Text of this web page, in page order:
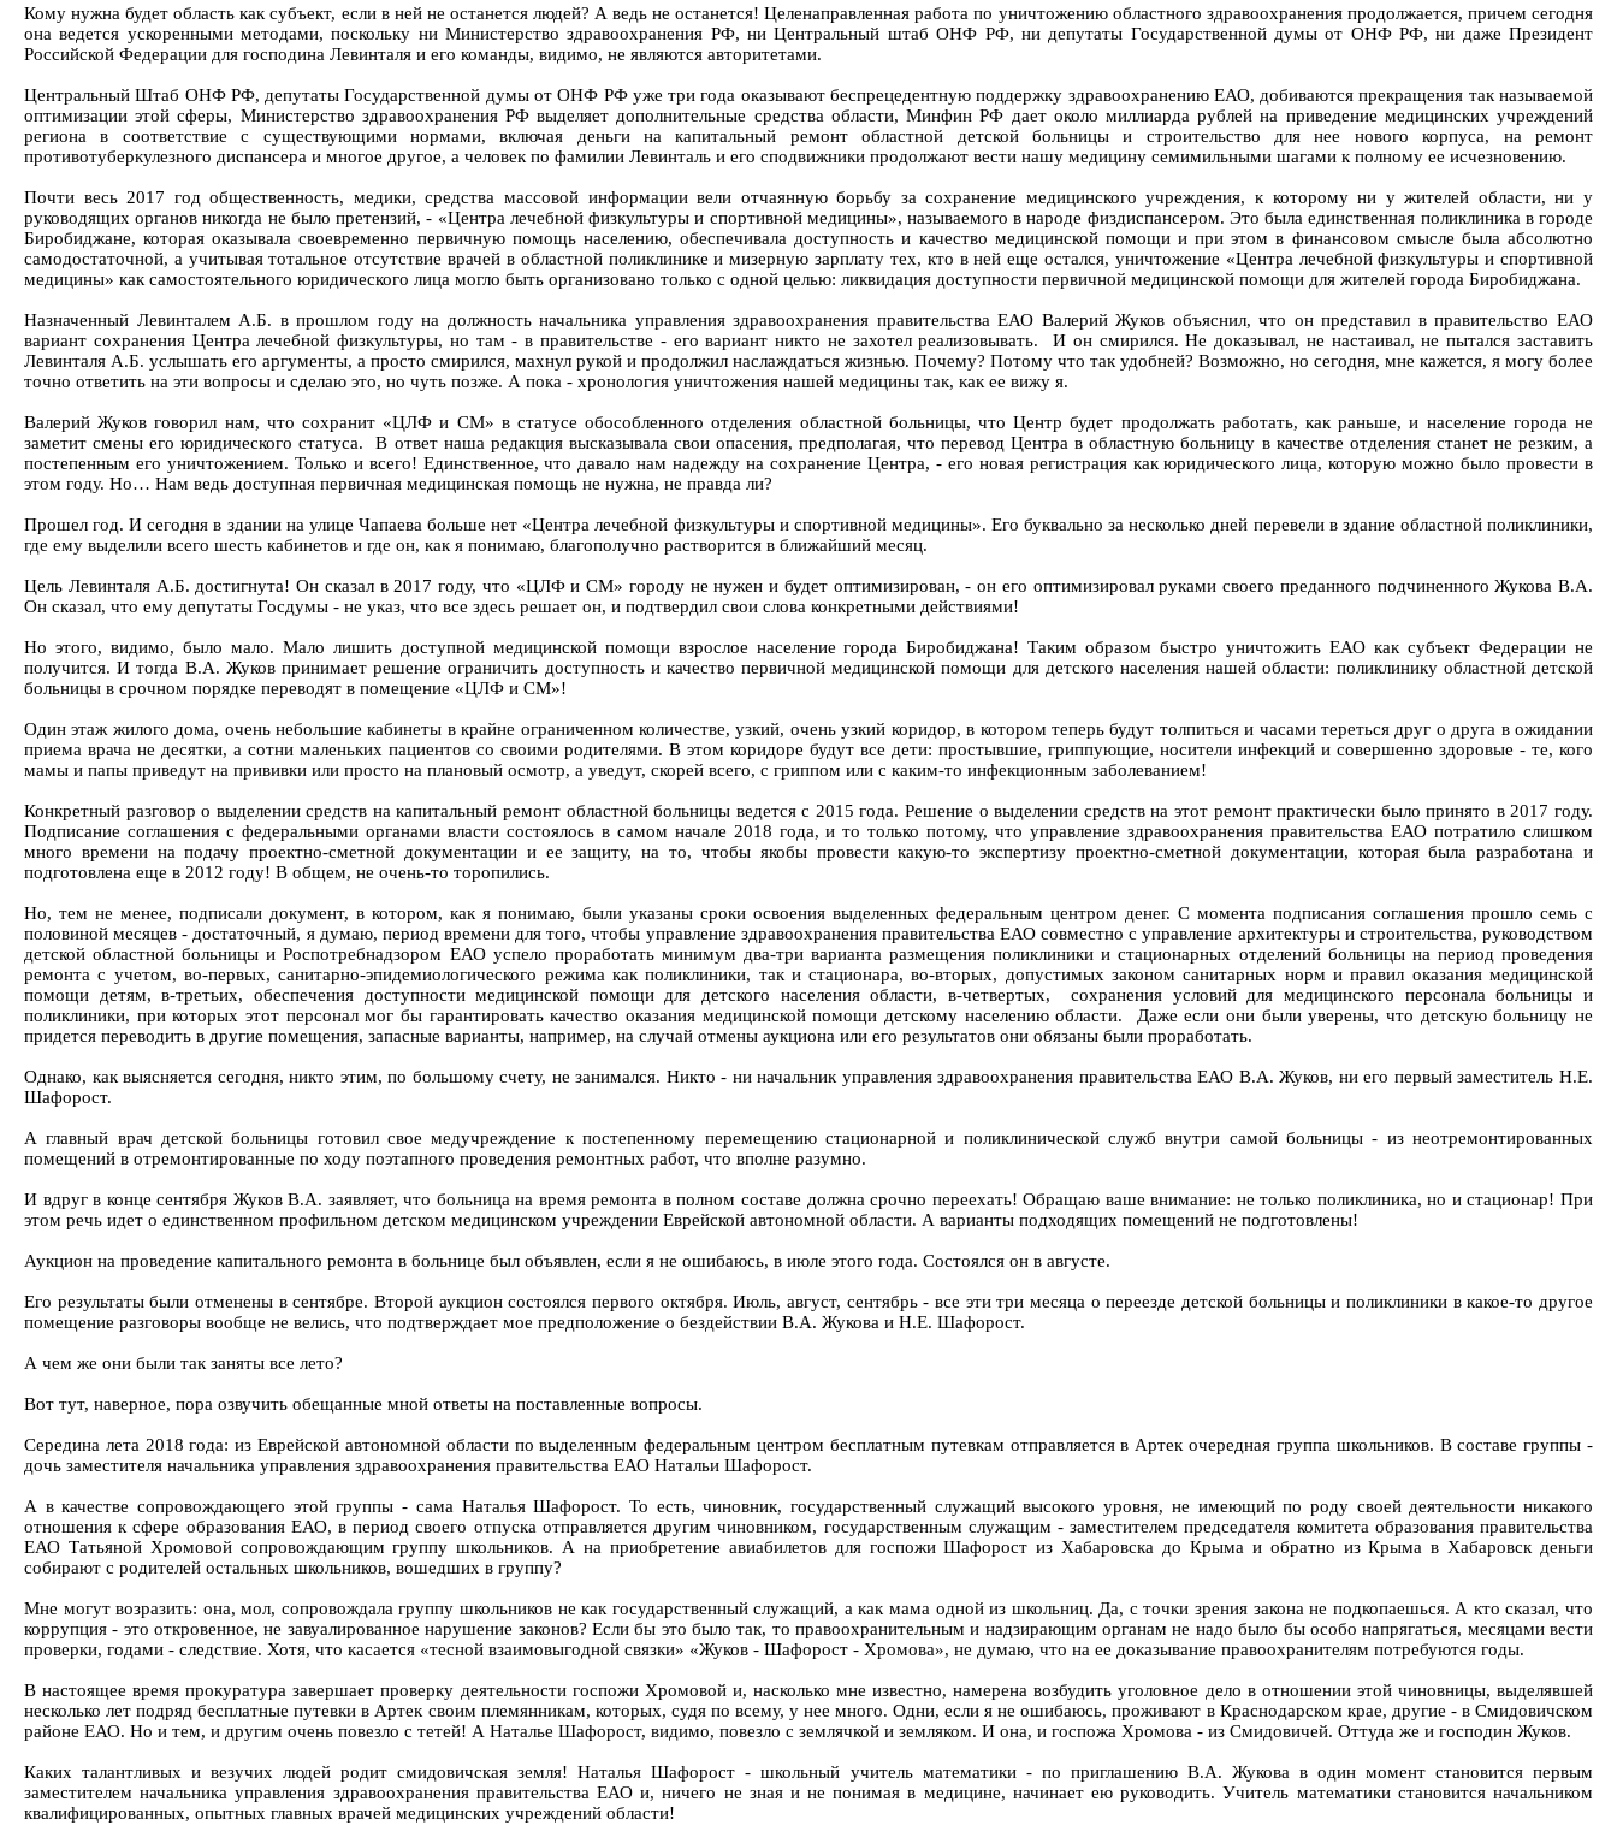
Кому нужна будет область как субъект, если в ней не останется людей? А ведь не останется! Целенаправленная работа по уничтожению областного здравоохранения продолжается, причем сегодня
она ведется ускоренными методами, поскольку ни Министерство здравоохранения РФ, ни Центральный штаб ОНФ РФ, ни депутаты Государственной думы от ОНФ РФ, ни даже Президент
Российской Федерации для господина Левинталя и его команды, видимо, не являются авторитетами.
Центральный Штаб ОНФ РФ, депутаты Государственной думы от ОНФ РФ уже три года оказывают беспрецедентную поддержку здравоохранению ЕАО, добиваются прекращения так называемой
оптимизации этой сферы, Министерство здравоохранения РФ выделяет дополнительные средства области, Минфин РФ дает около миллиарда рублей на приведение медицинских учреждений
региона в соответствие с существующими нормами, включая деньги на капитальный ремонт областной детской больницы и строительство для нее нового корпуса, на ремонт
противотуберкулезного диспансера и многое другое, а человек по фамилии Левинталь и его сподвижники продолжают вести нашу медицину семимильными шагами к полному ее исчезновению.
Почти весь 2017 год общественность, медики, средства массовой информации вели отчаянную борьбу за сохранение медицинского учреждения, к которому ни у жителей области, ни у
руководящих органов никогда не было претензий, - «Центра лечебной физкультуры и спортивной медицины», называемого в народе физдиспансером. Это была единственная поликлиника в городе
Биробиджане, которая оказывала своевременно первичную помощь населению, обеспечивала доступность и качество медицинской помощи и при этом в финансовом смысле была абсолютно
самодостаточной, а учитывая тотальное отсутствие врачей в областной поликлинике и мизерную зарплату тех, кто в ней еще остался, уничтожение «Центра лечебной физкультуры и спортивной
медицины» как самостоятельного юридического лица могло быть организовано только с одной целью: ликвидация доступности первичной медицинской помощи для жителей города Биробиджана.
Назначенный Левинталем А.Б. в прошлом году на должность начальника управления здравоохранения правительства ЕАО Валерий Жуков объяснил, что он представил в правительство ЕАО
вариант сохранения Центра лечебной физкультуры, но там - в правительстве - его вариант никто не захотел реализовывать. И он смирился. Не доказывал, не настаивал, не пытался заставить
Левинталя А.Б. услышать его аргументы, а просто смирился, махнул рукой и продолжил наслаждаться жизнью. Почему? Потому что так удобней? Возможно, но сегодня, мне кажется, я могу более
точно ответить на эти вопросы и сделаю это, но чуть позже. А пока - хронология уничтожения нашей медицины так, как ее вижу я.
Валерий Жуков говорил нам, что сохранит «ЦЛФ и СМ» в статусе обособленного отделения областной больницы, что Центр будет продолжать работать, как раньше, и население города не
заметит смены его юридического статуса. В ответ наша редакция высказывала свои опасения, предполагая, что перевод Центра в областную больницу в качестве отделения станет не резким, а
постепенным его уничтожением. Только и всего! Единственное, что давало нам надежду на сохранение Центра, - его новая регистрация как юридического лица, которую можно было провести в
этом году. Но… Нам ведь доступная первичная медицинская помощь не нужна, не правда ли?
Прошел год. И сегодня в здании на улице Чапаева больше нет «Центра лечебной физкультуры и спортивной медицины». Его буквально за несколько дней перевели в здание областной поликлиники,
где ему выделили всего шесть кабинетов и где он, как я понимаю, благополучно растворится в ближайший месяц.
Цель Левинталя А.Б. достигнута! Он сказал в 2017 году, что «ЦЛФ и СМ» городу не нужен и будет оптимизирован, - он его оптимизировал руками своего преданного подчиненного Жукова В.А.
Он сказал, что ему депутаты Госдумы - не указ, что все здесь решает он, и подтвердил свои слова конкретными действиями!
Но этого, видимо, было мало. Мало лишить доступной медицинской помощи взрослое население города Биробиджана! Таким образом быстро уничтожить ЕАО как субъект Федерации не
получится. И тогда В.А. Жуков принимает решение ограничить доступность и качество первичной медицинской помощи для детского населения нашей области: поликлинику областной детской
больницы в срочном порядке переводят в помещение «ЦЛФ и СМ»!
Один этаж жилого дома, очень небольшие кабинеты в крайне ограниченном количестве, узкий, очень узкий коридор, в котором теперь будут толпиться и часами тереться друг о друга в ожидании
приема врача не десятки, а сотни маленьких пациентов со своими родителями. В этом коридоре будут все дети: простывшие, гриппующие, носители инфекций и совершенно здоровые - те, кого
мамы и папы приведут на прививки или просто на плановый осмотр, а уведут, скорей всего, с гриппом или с каким-то инфекционным заболеванием!
Конкретный разговор о выделении средств на капитальный ремонт областной больницы ведется с 2015 года. Решение о выделении средств на этот ремонт практически было принято в 2017 году.
Подписание соглашения с федеральными органами власти состоялось в самом начале 2018 года, и то только потому, что управление здравоохранения правительства ЕАО потратило слишком
много времени на подачу проектно-сметной документации и ее защиту, на то, чтобы якобы провести какую-то экспертизу проектно-сметной документации, которая была разработана и
подготовлена еще в 2012 году! В общем, не очень-то торопились.
Но, тем не менее, подписали документ, в котором, как я понимаю, были указаны сроки освоения выделенных федеральным центром денег. С момента подписания соглашения прошло семь с
половиной месяцев - достаточный, я думаю, период времени для того, чтобы управление здравоохранения правительства ЕАО совместно с управление архитектуры и строительства, руководством
детской областной больницы и Роспотребнадзором ЕАО успело проработать минимум два-три варианта размещения поликлиники и стационарных отделений больницы на период проведения
ремонта с учетом, во-первых, санитарно-эпидемиологического режима как поликлиники, так и стационара, во-вторых, допустимых законом санитарных норм и правил оказания медицинской
помощи детям, в-третьих, обеспечения доступности медицинской помощи для детского населения области, в-четвертых, сохранения условий для медицинского персонала больницы и
поликлиники, при которых этот персонал мог бы гарантировать качество оказания медицинской помощи детскому населению области. Даже если они были уверены, что детскую больницу не
придется переводить в другие помещения, запасные варианты, например, на случай отмены аукциона или его результатов они обязаны были проработать.
Однако, как выясняется сегодня, никто этим, по большому счету, не занимался. Никто - ни начальник управления здравоохранения правительства ЕАО В.А. Жуков, ни его первый заместитель Н.Е.
Шафорост.
А главный врач детской больницы готовил свое медучреждение к постепенному перемещению стационарной и поликлинической служб внутри самой больницы - из неотремонтированных
помещений в отремонтированные по ходу поэтапного проведения ремонтных работ, что вполне разумно.
И вдруг в конце сентября Жуков В.А. заявляет, что больница на время ремонта в полном составе должна срочно переехать! Обращаю ваше внимание: не только поликлиника, но и стационар! При
этом речь идет о единственном профильном детском медицинском учреждении Еврейской автономной области. А варианты подходящих помещений не подготовлены!
Аукцион на проведение капитального ремонта в больнице был объявлен, если я не ошибаюсь, в июле этого года. Состоялся он в августе.
Его результаты были отменены в сентябре. Второй аукцион состоялся первого октября. Июль, август, сентябрь - все эти три месяца о переезде детской больницы и поликлиники в какое-то другое
помещение разговоры вообще не велись, что подтверждает мое предположение о бездействии В.А. Жукова и Н.Е. Шафорост.
А чем же они были так заняты все лето?
Вот тут, наверное, пора озвучить обещанные мной ответы на поставленные вопросы.
Середина лета 2018 года: из Еврейской автономной области по выделенным федеральным центром бесплатным путевкам отправляется в Артек очередная группа школьников. В составе группы -
дочь заместителя начальника управления здравоохранения правительства ЕАО Натальи Шафорост.
А в качестве сопровождающего этой группы - сама Наталья Шафорост. То есть, чиновник, государственный служащий высокого уровня, не имеющий по роду своей деятельности никакого
отношения к сфере образования ЕАО, в период своего отпуска отправляется другим чиновником, государственным служащим - заместителем председателя комитета образования правительства
ЕАО Татьяной Хромовой сопровождающим группу школьников. А на приобретение авиабилетов для госпожи Шафорост из Хабаровска до Крыма и обратно из Крыма в Хабаровск деньги
собирают с родителей остальных школьников, вошедших в группу?
Мне могут возразить: она, мол, сопровождала группу школьников не как государственный служащий, а как мама одной из школьниц. Да, с точки зрения закона не подкопаешься. А кто сказал, что
коррупция - это откровенное, не завуалированное нарушение законов? Если бы это было так, то правоохранительным и надзирающим органам не надо было бы особо напрягаться, месяцами вести
проверки, годами - следствие. Хотя, что касается «тесной взаимовыгодной связки» «Жуков - Шафорост - Хромова», не думаю, что на ее доказывание правоохранителям потребуются годы.
В настоящее время прокуратура завершает проверку деятельности госпожи Хромовой и, насколько мне известно, намерена возбудить уголовное дело в отношении этой чиновницы, выделявшей
несколько лет подряд бесплатные путевки в Артек своим племянникам, которых, судя по всему, у нее много. Одни, если я не ошибаюсь, проживают в Краснодарском крае, другие - в Смидовичском
районе ЕАО. Но и тем, и другим очень повезло с тетей! А Наталье Шафорост, видимо, повезло с землячкой и земляком. И она, и госпожа Хромова - из Смидовичей. Оттуда же и господин Жуков.
Каких талантливых и везучих людей родит смидовичская земля! Наталья Шафорост - школьный учитель математики - по приглашению В.А. Жукова в один момент становится первым
заместителем начальника управления здравоохранения правительства ЕАО и, ничего не зная и не понимая в медицине, начинает ею руководить. Учитель математики становится начальником
квалифицированных, опытных главных врачей медицинских учреждений области!